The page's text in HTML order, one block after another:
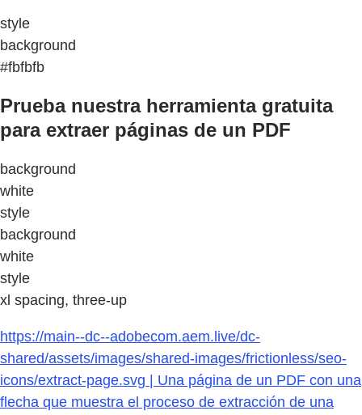
style
background
#fbfbfb
Prueba nuestra herramienta gratuita
para extraer páginas de un PDF
background
white
style
background
white
style
xl spacing, three-up
https://main--dc--adobecom.aem.live/dc-
shared/assets/images/shared-images/frictionless/seo-
icons/extract-page.svg | Una página de un PDF con una
flecha que muestra el proceso de extracción de una